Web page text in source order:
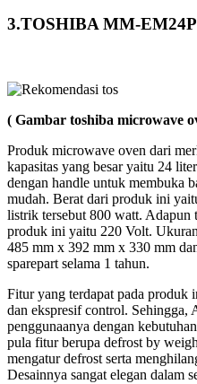
3.TOSHIBA MM-
( Gambar toshiba microwave
Produk microwave oven dari
kapasitas yang besar yaitu 24
dengan handle untuk membuka
mudah. Berat dari produk ini
listrik tersebut 800 watt. Adapun
produk ini yaitu 220 Volt.
485 mm x 392 mm x 330 mm
sparepart selama 1 tahun.
Fitur yang terdapat pada produk
dan ekspresif control. Sehingga,
penggunaanya dengan
pula fitur berupa defrost by
mengatur defrost serta
Desainnya sangat elegan dalam